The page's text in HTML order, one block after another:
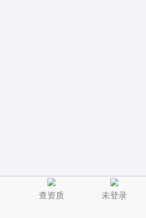
查资质 未登录